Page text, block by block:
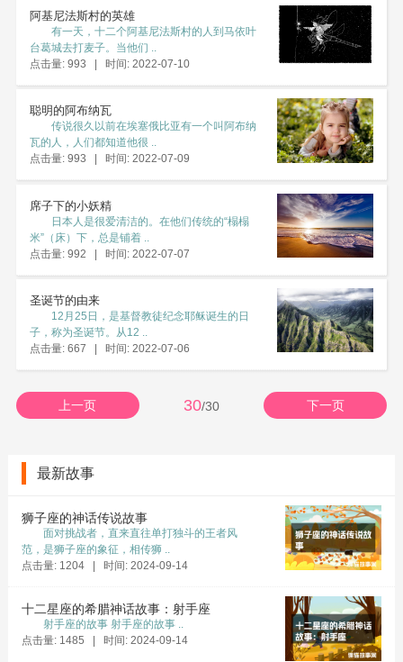
阿基尼法斯村的英雄
有一天，十二个阿基尼法斯村的人到马依叶
台葛城去打麦子。当他们 ..
点击量: 993 | 时间: 2022-07-10
聪明的阿布纳瓦
传说很久以前在埃塞俄比亚有一个叫阿布纳
瓦的人，人们都知道他很 ..
点击量: 993 | 时间: 2022-07-09
席子下的小妖精
日本人是很爱清洁的。在他们传统的“榻榻
米”（床）下，总是铺着 ..
点击量: 992 | 时间: 2022-07-07
圣诞节的由来
12月25日，是基督教徒纪念耶稣诞生的日
子，称为圣诞节。从12 ..
点击量: 667 | 时间: 2022-07-06
上一页 30/30 下一页
最新故事
狮子座的神话传说故事
面对挑战者，直来直往单打独斗的王者风
范，是狮子座的象征，相传狮 ..
点击量: 1204 | 时间: 2024-09-14
十二星座的希腊神话故事：射手座
射手座的故事 射手座的故事 ..
点击量: 1485 | 时间: 2024-09-14